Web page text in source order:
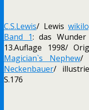
C.S.Lewis/ Lewis
Band 1: das
13.Auflage 1998/
Magician`s Nephew/
Neckenbauer/
S.176